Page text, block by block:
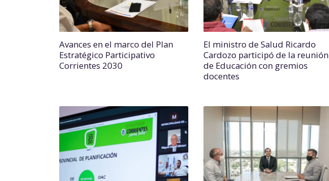
Avances en el marco del Plan
Estratégico Participativo
Corrientes 2030
El ministro de Salud Ricardo
Cardozo participó de la reunión
de Educación con gremios
docentes